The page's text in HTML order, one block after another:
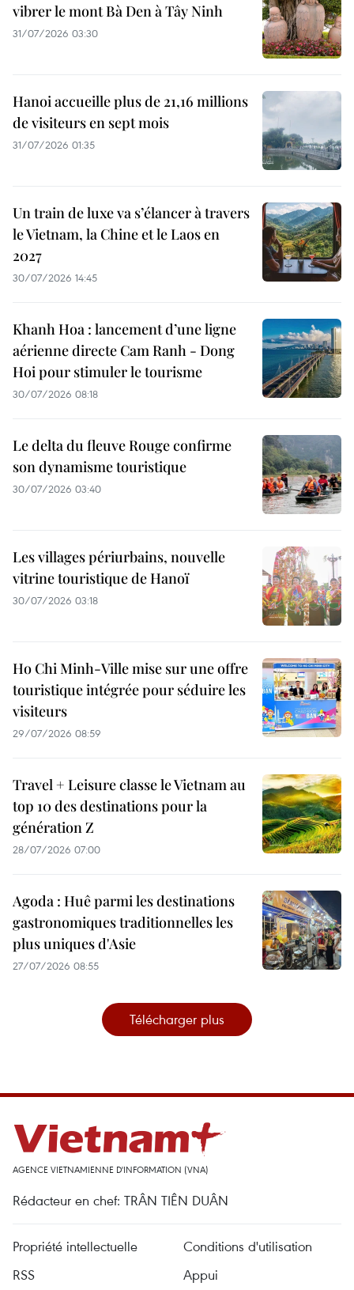
vibrer le mont Bà Den à Tây Ninh
31/07/2026 03:30
Hanoi accueille plus de 21,16 millions
de visiteurs en sept mois ​
31/07/2026 01:35
Un train de luxe va s’élancer à travers
le Vietnam, la Chine et le Laos en
2027
30/07/2026 14:45
Khanh Hoa : lancement d’une ligne
aérienne directe Cam Ranh - Dong
Hoi pour stimuler le tourisme
30/07/2026 08:18
Le delta du fleuve Rouge confirme
son dynamisme touristique
30/07/2026 03:40
Les villages périurbains, nouvelle
vitrine touristique de Hanoï
30/07/2026 03:18
Ho Chi Minh-Ville mise sur une offre
touristique intégrée pour séduire les
visiteurs
29/07/2026 08:59
Travel + Leisure classe le Vietnam au
top 10 des destinations pour la
génération Z
28/07/2026 07:00
Agoda : Huê parmi les destinations
gastronomiques traditionnelles les
plus uniques d'Asie
27/07/2026 08:55
Télécharger plus
AGENCE VIETNAMIENNE D'INFORMATION (VNA)
Rédacteur en chef: TRÂN TIÊN DUÂN
Propriété intellectuelle
Conditions d'utilisation
RSS
Appui